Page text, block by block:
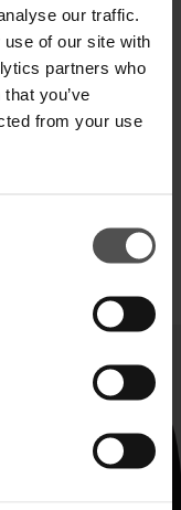
our traffic.
of our site with
partners who
you’ve
from your use